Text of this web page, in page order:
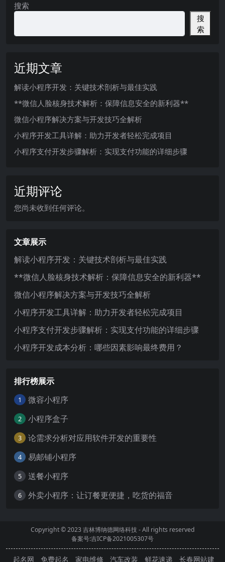
搜索
搜
索
近期文章
解读小程序开发：关键技术剖析与最佳实践
**微信人脸核身技术解析：保障信息安全的新利器**
微信小程序解决方案与开发技巧全解析
小程序开发工具详解：助力开发者轻松完成项目
小程序支付开发步骤解析：实现支付功能的详细步骤
近期评论
您尚未收到任何评论。
文章展示
解读小程序开发：关键技术剖析与最佳实践
**微信人脸核身技术解析：保障信息安全的新利器**
微信小程序解决方案与开发技巧全解析
小程序开发工具详解：助力开发者轻松完成项目
小程序支付开发步骤解析：实现支付功能的详细步骤
小程序开发成本分析：哪些因素影响最终费用？
排行榜展示
1 微容小程序
2 小程序盒子
3 论需求分析对应用软件开发的重要性
4 易邮铺小程序
5 送餐小程序
6 外卖小程序：让订餐更便捷，吃货的福音
Copyright © 2023吉林博纳德网络科技- All rights reserved
备案号:吉ICP备2021005307号
起名网 免费起名 家电维修 汽车改装 鲜花速递 长春网站建